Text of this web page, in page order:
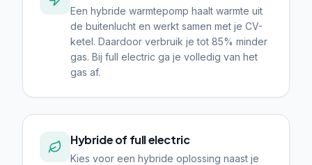
Een hybride warmtepomp haalt warmte uit
de buitenlucht en werkt samen met je CV-
ketel. Daardoor verbruik je tot 85% minder
gas. Bij full electric ga je volledig van het
gas af.
Hybride of full electric
Kies voor een hybride oplossing naast je